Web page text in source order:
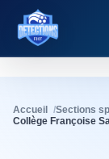
Détections
Accueil Sections
Collège Françoise